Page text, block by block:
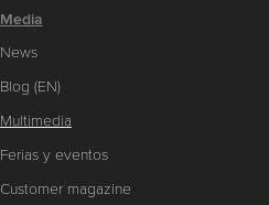
Media
News
Blog (EN)
Multimedia
Ferias y eventos
Customer magazine